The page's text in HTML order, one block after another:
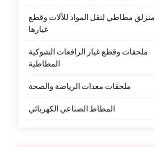
منزلق مطاطي لنقل المواد للآلات وقطع
غيارها
ملحقات وقطع غيار الرافعات الشوكية
المطاطية
ملحقات معدات الرياضة والصحة
المطاط الصناعي الكهربائي